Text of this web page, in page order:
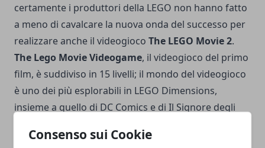
Consenso sui Cookie
certamente i produttori della LEGO non hanno fatto
a meno di cavalcare la nuova onda del successo per
realizzare anche il videogioco The LEGO Movie 2.
The Lego Movie Videogame, il videogioco del primo
film, è suddiviso in 15 livelli; il mondo del videogioco
è uno dei più esplorabili in LEGO Dimensions,
insieme a quello di DC Comics e di Il Signore degli
film,The LEGO Movie 2 Videogame